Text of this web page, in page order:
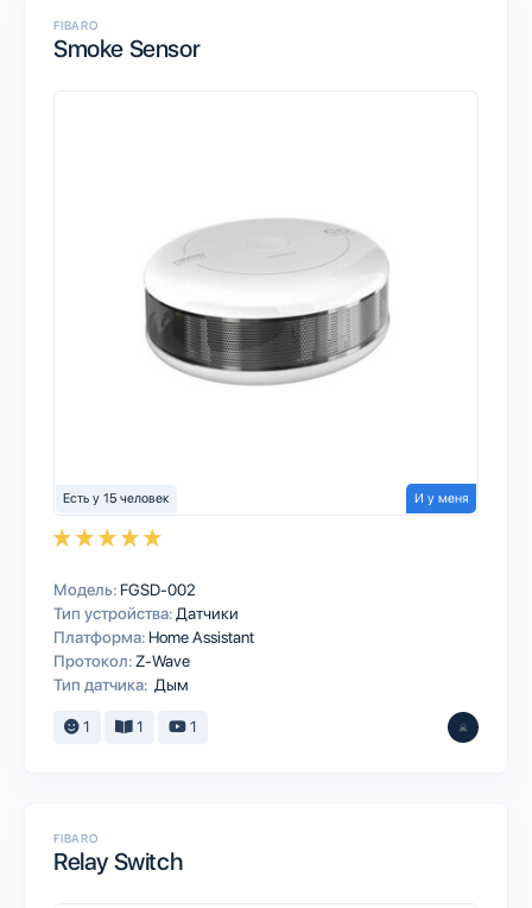
FIBARO
Smoke Sensor
Есть у 15 человек И у меня
Модель: FGSD-002
Тип устройства: Датчики
Платформа: Home Assistant
Протокол: Z-Wave
Тип датчика: Дым
1 1 1
FIBARO
Relay Switch